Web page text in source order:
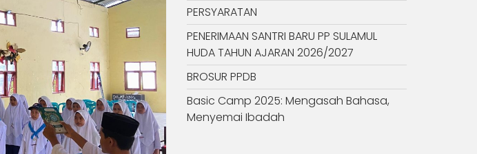
PERSYARATAN
PENERIMAAN SANTRI BARU PP SULAMUL
HUDA TAHUN AJARAN 2026/2027
BROSUR PPDB
Basic Camp 2025: Mengasah Bahasa,
Menyemai Ibadah